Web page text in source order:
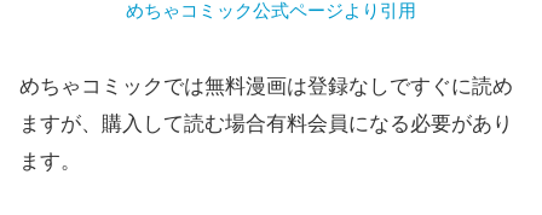
めちゃコミック公式ページより引用
めちゃコミックでは無料漫画は登録なしですぐに読め
ますが、購入して読む場合有料会員になる必要があり
ます。